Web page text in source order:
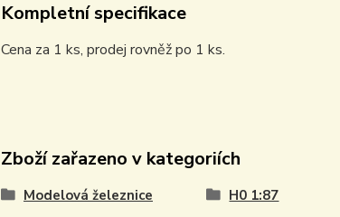
Kompletní specifikace
Cena za 1 ks, prodej rovněž po 1 ks.
Zboží zařazeno v kategoriích
Modelová železnice H0 1:87